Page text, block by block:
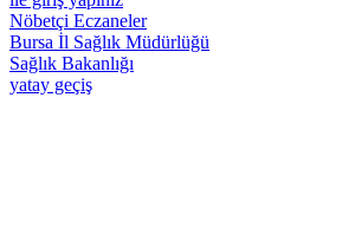
Nöbetçi Eczaneler
Bursa İl Sağlık Müdürlüğü
Sağlık Bakanlığı
yatay geçiş